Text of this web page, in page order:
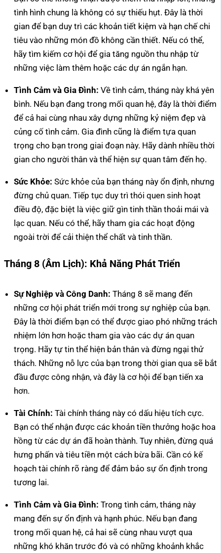
tình hình chung là không có sự thiếu hụt. Đây là thời
gian để bạn duy trì các khoản tiết kiệm và hạn chế chi
tiêu vào những món đồ không cần thiết. Nếu có thể,
hãy tìm kiếm cơ hội để gia tăng nguồn thu nhập từ
những việc làm thêm hoặc các dự án ngắn hạn.
Tình Cảm và Gia Đình: Về tình cảm, tháng này khá yên
bình. Nếu bạn đang trong mối quan hệ, đây là thời điểm
để cả hai cùng nhau xây dựng những kỷ niệm đẹp và
củng cố tình cảm. Gia đình cũng là điểm tựa quan
trọng cho bạn trong giai đoạn này. Hãy dành nhiều thời
gian cho người thân và thể hiện sự quan tâm đến họ.
Sức Khỏe: Sức khỏe của bạn tháng này ổn định, nhưng
đừng chủ quan. Tiếp tục duy trì thói quen sinh hoạt
điều độ, đặc biệt là việc giữ gìn tinh thần thoải mái và
lạc quan. Nếu có thể, hãy tham gia các hoạt động
ngoài trời để cải thiện thể chất và tinh thần.
Tháng 8 (Âm Lịch): Khả Năng Phát Triển
Sự Nghiệp và Công Danh: Tháng 8 sẽ mang đến
những cơ hội phát triển mới trong sự nghiệp của bạn.
Đây là thời điểm bạn có thể được giao phó những trách
nhiệm lớn hơn hoặc tham gia vào các dự án quan
trọng. Hãy tự tin thể hiện bản thân và đừng ngại thử
thách. Những nỗ lực của bạn trong thời gian qua sẽ bắt
đầu được công nhận, và đây là cơ hội để bạn tiến xa
hơn.
Tài Chính: Tài chính tháng này có dấu hiệu tích cực.
Bạn có thể nhận được các khoản tiền thưởng hoặc hoa
hồng từ các dự án đã hoàn thành. Tuy nhiên, đừng quá
hưng phấn và tiêu tiền một cách bừa bãi. Cần có kế
hoạch tài chính rõ ràng để đảm bảo sự ổn định trong
tương lai.
Tình Cảm và Gia Đình: Trong tình cảm, tháng này
mang đến sự ổn định và hạnh phúc. Nếu bạn đang
trong mối quan hệ, cả hai sẽ cùng nhau vượt qua
những khó khăn trước đó và có những khoảnh khắc